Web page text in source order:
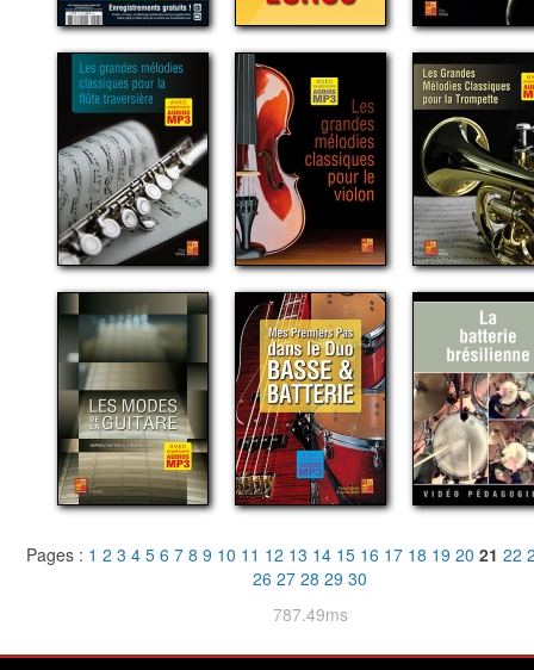
Pages : 1 2 3 4 5 6 7 8 9 10 11 12 13 14 15 16 17 18 19 20 21 22
26 27 28 29 30
787.49ms